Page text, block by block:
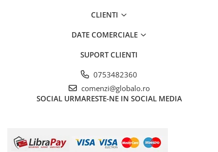
CLIENTI
DATE COMERCIALE
SUPORT CLIENTI
0753482360
comenzi@globalo.ro
SOCIAL URMARESTE-NE IN SOCIAL MEDIA